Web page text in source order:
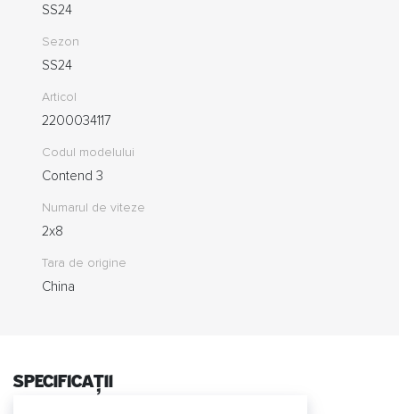
SS24
Sezon
SS24
Articol
2200034117
Codul modelului
Contend 3
Numarul de viteze
2x8
Tara de origine
China
specificații